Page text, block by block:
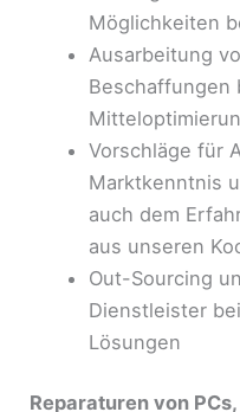
Möglichkeiten
Ausarbeitung
Beschaffungen
Vorschläge für
Marktkenntnis
auch dem
aus unseren
Out-Sourcing
Dienstleister
Lösungen
Reparaturen von